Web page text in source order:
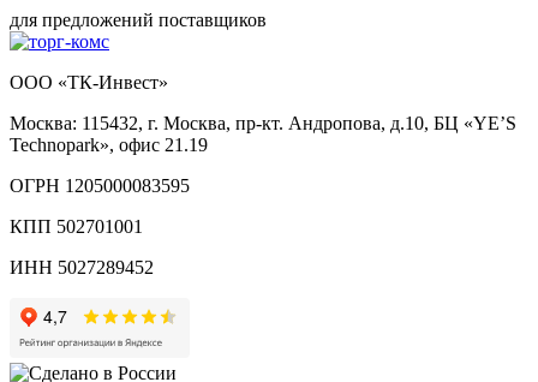
для предложений поставщиков
ООО «ТК-Инвест»
Москва: 115432, г. Москва, пр-кт. Андропова, д.10, БЦ «YE’S
Technopark», офис 21.19
ОГРН 1205000083595
КПП 502701001
ИНН 5027289452